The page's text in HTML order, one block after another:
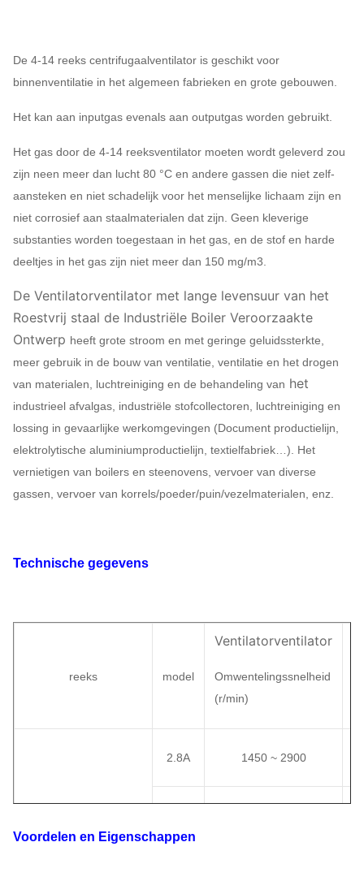
De 4-14 reeks centrifugaalventilator is geschikt voor
binnenventilatie in het algemeen fabrieken en grote gebouwen.
Het kan aan inputgas evenals aan outputgas worden gebruikt.
Het gas door de 4-14 reeksventilator moeten wordt geleverd zou
zijn neen meer dan lucht 80 °C en andere gassen die niet zelf-
aansteken en niet schadelijk voor het menselijke lichaam zijn en
niet corrosief aan staalmaterialen dat zijn. Geen kleverige
substanties worden toegestaan in het gas, en de stof en harde
deeltjes in het gas zijn niet meer dan 150 mg/m3.
De Ventilatorventilator met lange levensuur van het
Roestvrij staal de Industriële Boiler Veroorzaakte
Ontwerp heeft grote stroom en met geringe geluidssterkte,
meer gebruik in de bouw van ventilatie, ventilatie en het drogen
van materialen, luchtreiniging en de behandeling van het
industrieel afvalgas, industriële stofcollectoren, luchtreiniging en
lossing in gevaarlijke werkomgevingen (Document productielijn,
elektrolytische aluminiumproductielijn, textielfabriek…). Het
vernietigen van boilers en steenovens, vervoer van diverse
gassen, vervoer van korrels/poeder/puin/vezelmaterialen, enz.
Technische gegevens
reeks model
Ventilatorventilator
Omwentelingssnelheid
(r/min)
2.8A 1450 ~ 2900
Voordelen en Eigenschappen